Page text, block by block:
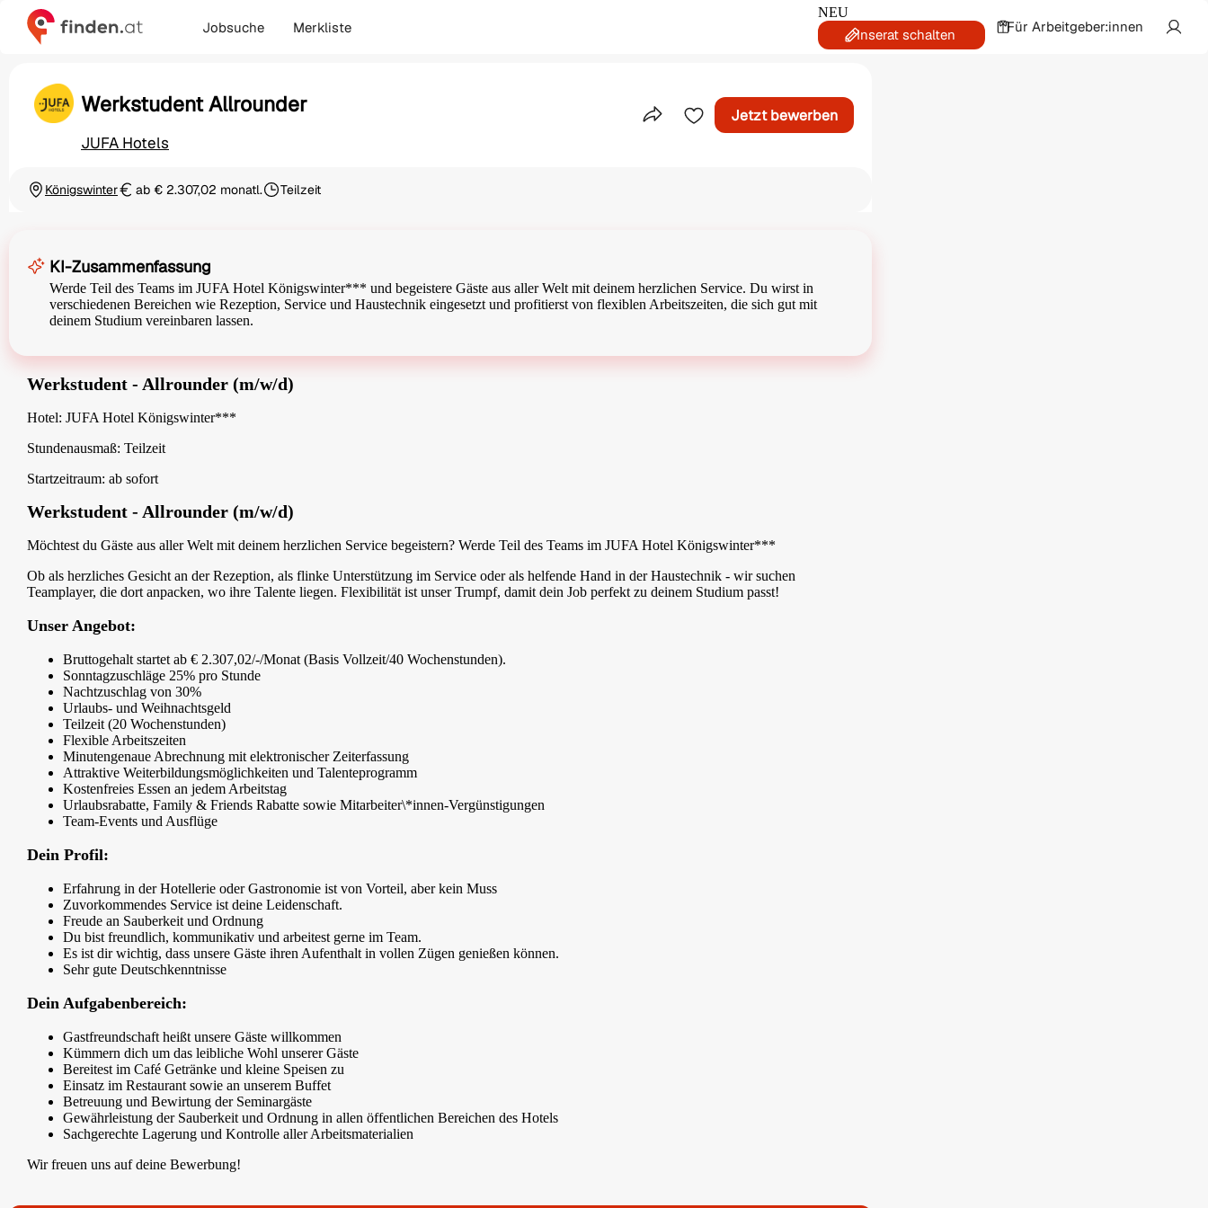
Jobsuche Merkliste
NEU
Inserat schalten Für Arbeitgeber:innen
Werkstudent Allrounder
JUFA Hotels
Teile dieses Inserat
Jetzt bewerben
Ortschaft
KönigswinterGehaltab € 2.307,02 monatl.Beschäftigungsart
Teilzeit
KI-Zusammenfassung
Werde Teil des Teams im JUFA Hotel Königswinter*** und begeistere Gäste aus aller Welt mit deinem herzlichen Service. Du wirst in
verschiedenen Bereichen wie Rezeption, Service und Haustechnik eingesetzt und profitierst von flexiblen Arbeitszeiten, die sich gut mit
deinem Studium vereinbaren lassen.
Werkstudent - Allrounder (m/w/d)
Hotel: JUFA Hotel Königswinter***
Stundenausmaß: Teilzeit
Startzeitraum: ab sofort
Werkstudent - Allrounder (m/w/d)
Möchtest du Gäste aus aller Welt mit deinem herzlichen Service begeistern? Werde Teil des Teams im JUFA Hotel Königswinter***
Ob als herzliches Gesicht an der Rezeption, als flinke Unterstützung im Service oder als helfende Hand in der Haustechnik - wir suchen
Teamplayer, die dort anpacken, wo ihre Talente liegen. Flexibilität ist unser Trumpf, damit dein Job perfekt zu deinem Studium passt!
Unser Angebot:
Bruttogehalt startet ab € 2.307,02/-/Monat (Basis Vollzeit/40 Wochenstunden).
Sonntagzuschläge 25% pro Stunde
Nachtzuschlag von 30%
Urlaubs- und Weihnachtsgeld
Teilzeit (20 Wochenstunden)
Flexible Arbeitszeiten
Minutengenaue Abrechnung mit elektronischer Zeiterfassung
Attraktive Weiterbildungsmöglichkeiten und Talenteprogramm
Kostenfreies Essen an jedem Arbeitstag
Urlaubsrabatte, Family & Friends Rabatte sowie Mitarbeiter\*innen-Vergünstigungen
Team-Events und Ausflüge
Dein Profil:
Erfahrung in der Hotellerie oder Gastronomie ist von Vorteil, aber kein Muss
Zuvorkommendes Service ist deine Leidenschaft.
Freude an Sauberkeit und Ordnung
Du bist freundlich, kommunikativ und arbeitest gerne im Team.
Es ist dir wichtig, dass unsere Gäste ihren Aufenthalt in vollen Zügen genießen können.
Sehr gute Deutschkenntnisse
Dein Aufgabenbereich:
Gastfreundschaft heißt unsere Gäste willkommen
Kümmern dich um das leibliche Wohl unserer Gäste
Bereitest im Café Getränke und kleine Speisen zu
Einsatz im Restaurant sowie an unserem Buffet
Betreuung und Bewirtung der Seminargäste
Gewährleistung der Sauberkeit und Ordnung in allen öffentlichen Bereichen des Hotels
Sachgerechte Lagerung und Kontrolle aller Arbeitsmaterialien
Wir freuen uns auf deine Bewerbung!